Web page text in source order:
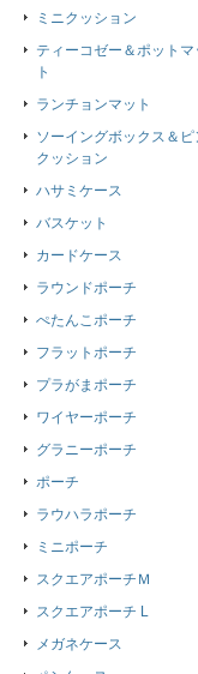
ミニクッション
ティーコゼー＆ポットマ
ト
ランチョンマット
ソーイングボックス＆ピ
クッション
ハサミケース
バスケット
カードケース
ラウンドポーチ
ぺたんこポーチ
フラットポーチ
プラがまポーチ
ワイヤーポーチ
グラニーポーチ
ポーチ
ラウハラポーチ
ミニポーチ
スクエアポーチＭ
スクエアポーチ L
メガネケース